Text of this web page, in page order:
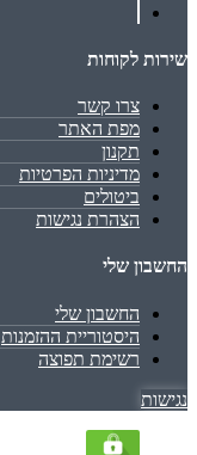
שירות לקוחות
צרו קשר
מפת האתר
תקנון
מדיניות הפרטיות
ביטולים
הצהרת נגישות
החשבון שלי
החשבון שלי
היסטוריית ההזמנות
רשימת תפוצה
נגישות